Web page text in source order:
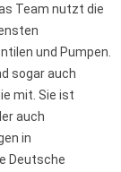
Team nutzt die
und Pumpen.
sogar auch
mit. Sie ist
auch
in
Deutsche